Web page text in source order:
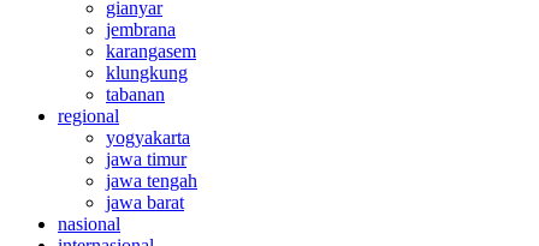
gianyar
jembrana
karangasem
klungkung
tabanan
regional
yogyakarta
jawa timur
jawa tengah
jawa barat
nasional